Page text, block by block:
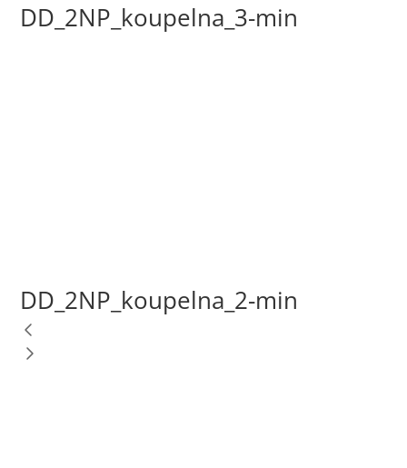
DD_2NP_koupelna_3-min
DD_2NP_koupelna_2-min